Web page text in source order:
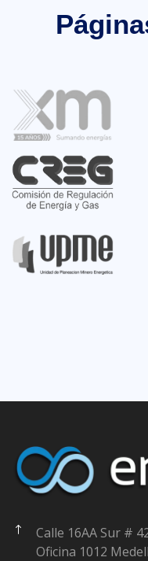
Calle 16AA Sur #
Oficina 1012